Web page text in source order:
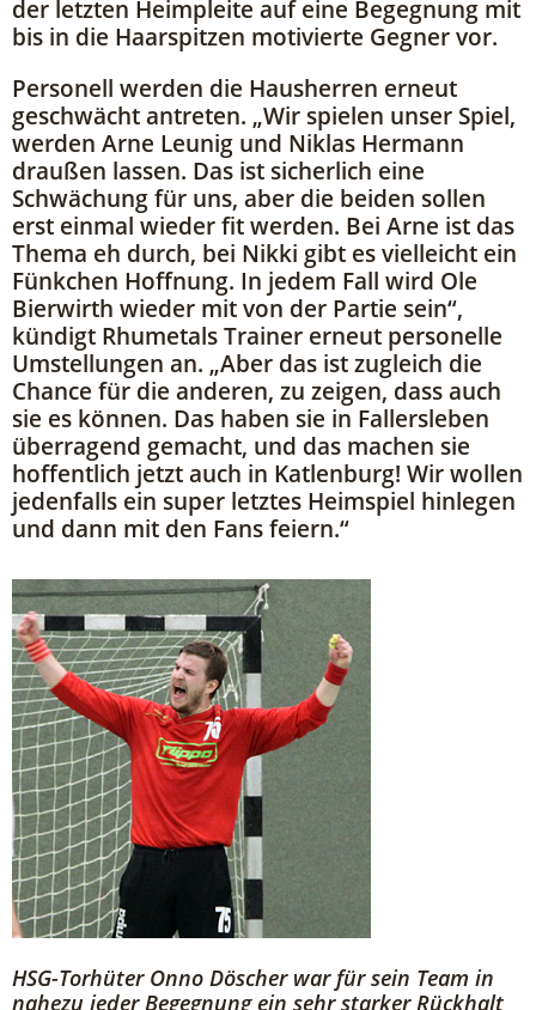
der letzten Heimpleite auf eine Begegnung mit
bis in die Haarspitzen motivierte Gegner vor.
Personell werden die Hausherren erneut
geschwächt antreten. „Wir spielen unser Spiel,
werden Arne Leunig und Niklas Hermann
draußen lassen. Das ist sicherlich eine
Schwächung für uns, aber die beiden sollen
erst einmal wieder fit werden. Bei Arne ist das
Thema eh durch, bei Nikki gibt es vielleicht ein
Fünkchen Hoffnung. In jedem Fall wird Ole
Bierwirth wieder mit von der Partie sein“,
kündigt Rhumetals Trainer erneut personelle
Umstellungen an. „Aber das ist zugleich die
Chance für die anderen, zu zeigen, dass auch
sie es können. Das haben sie in Fallersleben
überragend gemacht, und das machen sie
hoffentlich jetzt auch in Katlenburg! Wir wollen
jedenfalls ein super letztes Heimspiel hinlegen
und dann mit den Fans feiern.“
HSG-Torhüter Onno Döscher war für sein Team in
nahezu jeder Begegnung ein sehr starker Rückhalt